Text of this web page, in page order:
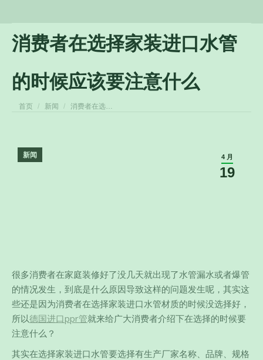
消费者在选择家装进口水管
的时候应该要注意什么
您在这里：
首页 新闻 消费者在选…
4 月
19
新闻
很多消费者在家庭装修好了没几天就出现了水管漏水或者爆管
的情况发生，到底是什么原因导致这样的问题发生呢，其实这
些还是因为消费者在选择家装进口水管材质的时候没选择好，
所以德国进口ppr管就来给广大消费者介绍下在选择的时候要
注意什么？
其实在选择家装进口水管要选择有生产厂家名称、品牌、规格